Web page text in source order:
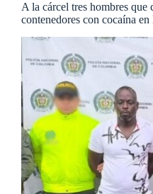
A la cárcel tres hombres que
contenedores con cocaína